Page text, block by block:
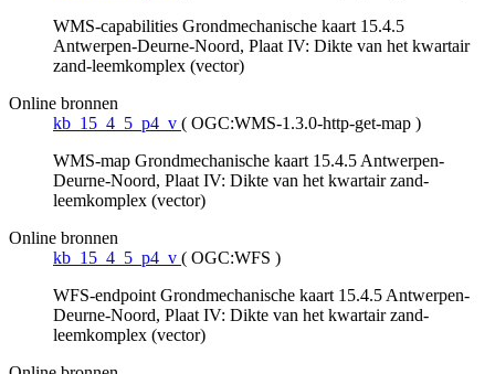
WMS-capabilities Grondmechanische kaart 15.4.5
Antwerpen-Deurne-Noord, Plaat IV: Dikte van het kwartair
zand-leemkomplex (vector)
Online bronnen
kb_15_4_5_p4_v ( OGC:WMS-1.3.0-http-get-map )
WMS-map Grondmechanische kaart 15.4.5 Antwerpen-
Deurne-Noord, Plaat IV: Dikte van het kwartair zand-
leemkomplex (vector)
Online bronnen
kb_15_4_5_p4_v ( OGC:WFS )
WFS-endpoint Grondmechanische kaart 15.4.5 Antwerpen-
Deurne-Noord, Plaat IV: Dikte van het kwartair zand-
leemkomplex (vector)